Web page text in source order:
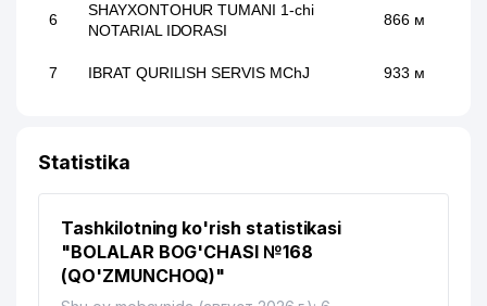
6
SHAYXONTOHUR TUMANI 1-chi
NOTARIAL IDORASI
866 м
7 IBRAT QURILISH SERVIS MChJ 933 м
Statistika
Tashkilotning ko'rish statistikasi
"BOLALAR BOG'CHASI №168
(QO'ZMUNCHOQ)"